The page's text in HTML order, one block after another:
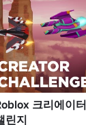
크리에이터
린지